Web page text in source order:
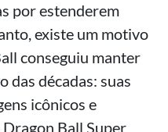
por estenderem
existe um motivo
conseguiu manter
das décadas: suas
icônicos e
Ball Super